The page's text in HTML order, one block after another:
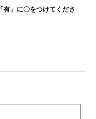
」に〇をつけてくださ